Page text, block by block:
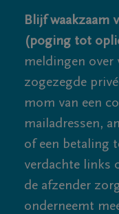
Blijf waakzaam
(poging tot
meldingen over
zogezegde
mom van een
mailadressen,
of een betaling
verdachte links
de afzender
onderneemt